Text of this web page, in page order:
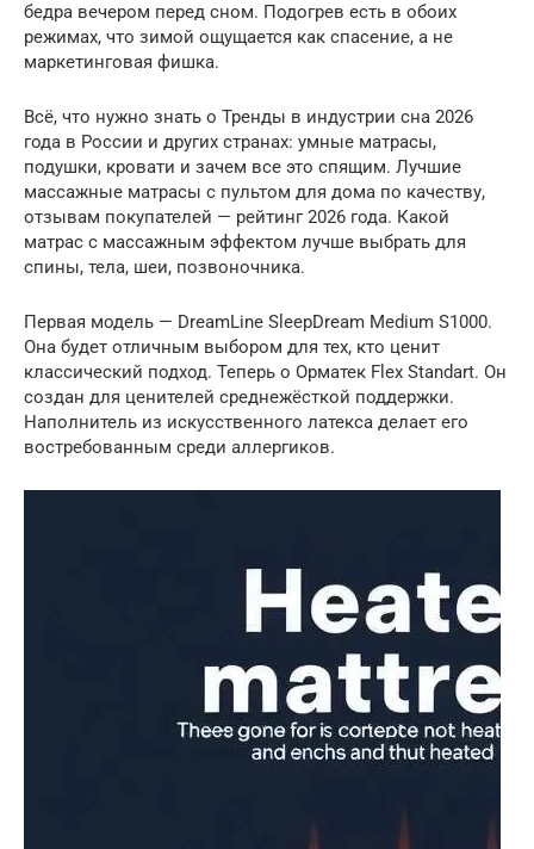
бедра вечером перед сном. Подогрев есть в обоих
режимах, что зимой ощущается как спасение, а не
маркетинговая фишка.
Всё, что нужно знать о Тренды в индустрии сна 2026
года в России и других странах: умные матрасы,
подушки, кровати и зачем все это спящим. Лучшие
массажные матрасы с пультом для дома по качеству,
отзывам покупателей — рейтинг 2026 года. Какой
матрас с массажным эффектом лучше выбрать для
спины, тела, шеи, позвоночника.
Первая модель — DreamLine SleepDream Medium S1000.
Она будет отличным выбором для тех, кто ценит
классический подход. Теперь о Орматек Flex Standart. Он
создан для ценителей среднежёсткой поддержки.
Наполнитель из искусственного латекса делает его
востребованным среди аллергиков.